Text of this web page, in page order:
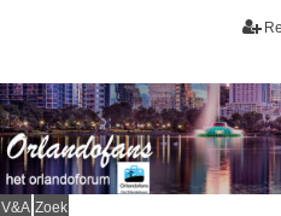
V&A Zoek